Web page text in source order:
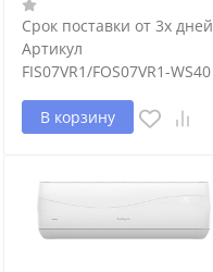
Срок поставки от 3х дней
Артикул
FIS07VR1/FOS07VR1-WS40
В корзину